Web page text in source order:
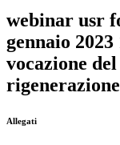
webinar usr
gennaio
vocazione
Allegati